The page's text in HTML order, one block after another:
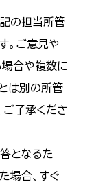
の担当所管
。ご意見や
合や複数に
は別の所管
ご了承くださ
となるた
場合、すぐ